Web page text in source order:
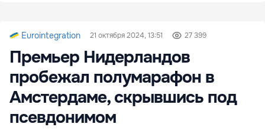
Eurointegration 21 октября 2024, 13:51 27 399
Премьер Нидерландов
пробежал полумарафон в
Амстердаме, скрывшись под
псевдонимом